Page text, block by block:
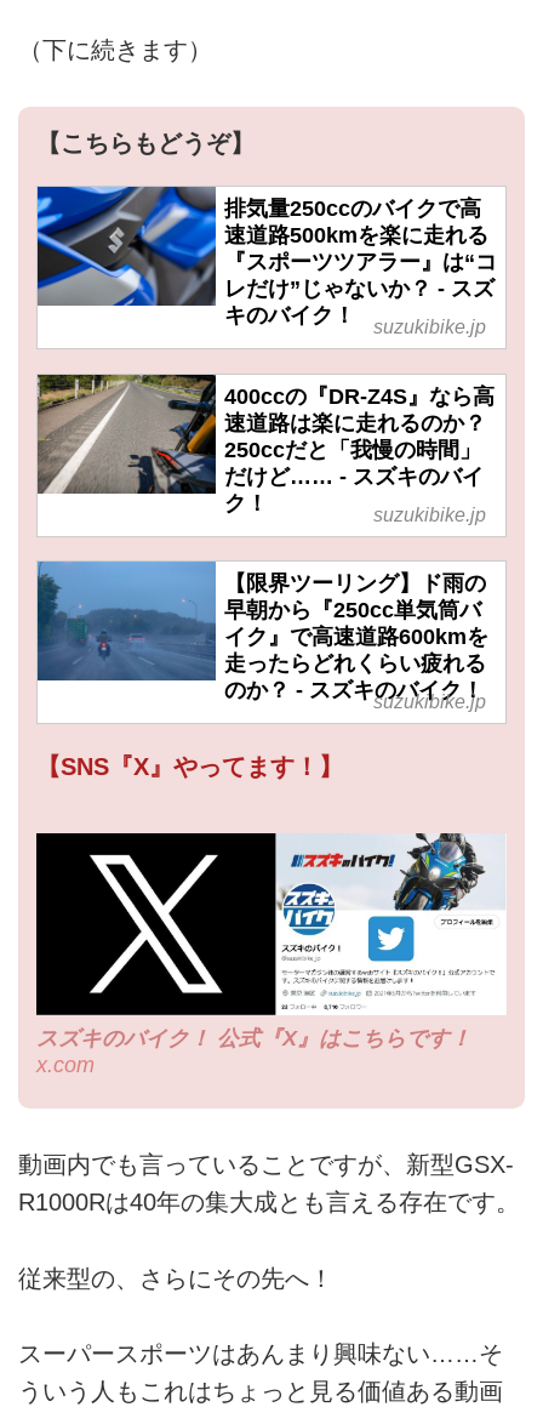
（下に続きます）
【こちらもどうぞ】
排気量250ccのバイクで高
速道路500kmを楽に走れる
『スポーツツアラー』は“コ
レだけ”じゃないか？ - スズ
キのバイク！
suzukibike.jp
400ccの『DR-Z4S』なら高
速道路は楽に走れるのか？
250ccだと「我慢の時間」
だけど…… - スズキのバイ
ク！
suzukibike.jp
【限界ツーリング】ド雨の
早朝から『250cc単気筒バ
イク』で高速道路600kmを
走ったらどれくらい疲れる
のか？ - スズキのバイク！
suzukibike.jp
【SNS『X』やってます！】
スズキのバイク！ 公式『X』はこちらです！
x.com
動画内でも言っていることですが、新型GSX-
R1000Rは40年の集大成とも言える存在です。
従来型の、さらにその先へ！
スーパースポーツはあんまり興味ない……そ
ういう人もこれはちょっと見る価値ある動画